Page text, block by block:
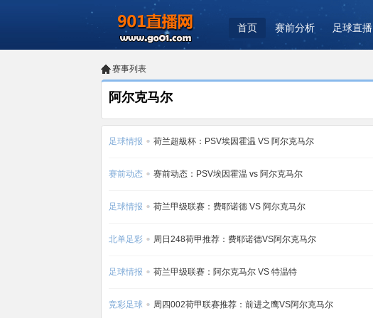
首页 赛前分析 足球直播
赛事列表
阿尔克马尔
足球情报 荷兰超級杯：PSV埃因霍温 VS 阿尔克马尔
赛前动态 赛前动态：PSV埃因霍温 vs 阿尔克马尔
足球情报 荷兰甲级联赛：费耶诺德 VS 阿尔克马尔
北单足彩 周日248荷甲推荐：费耶诺德VS阿尔克马尔
足球情报 荷兰甲级联赛：阿尔克马尔 VS 特温特
竞彩足球 周四002荷甲联赛推荐：前进之鹰VS阿尔克马尔